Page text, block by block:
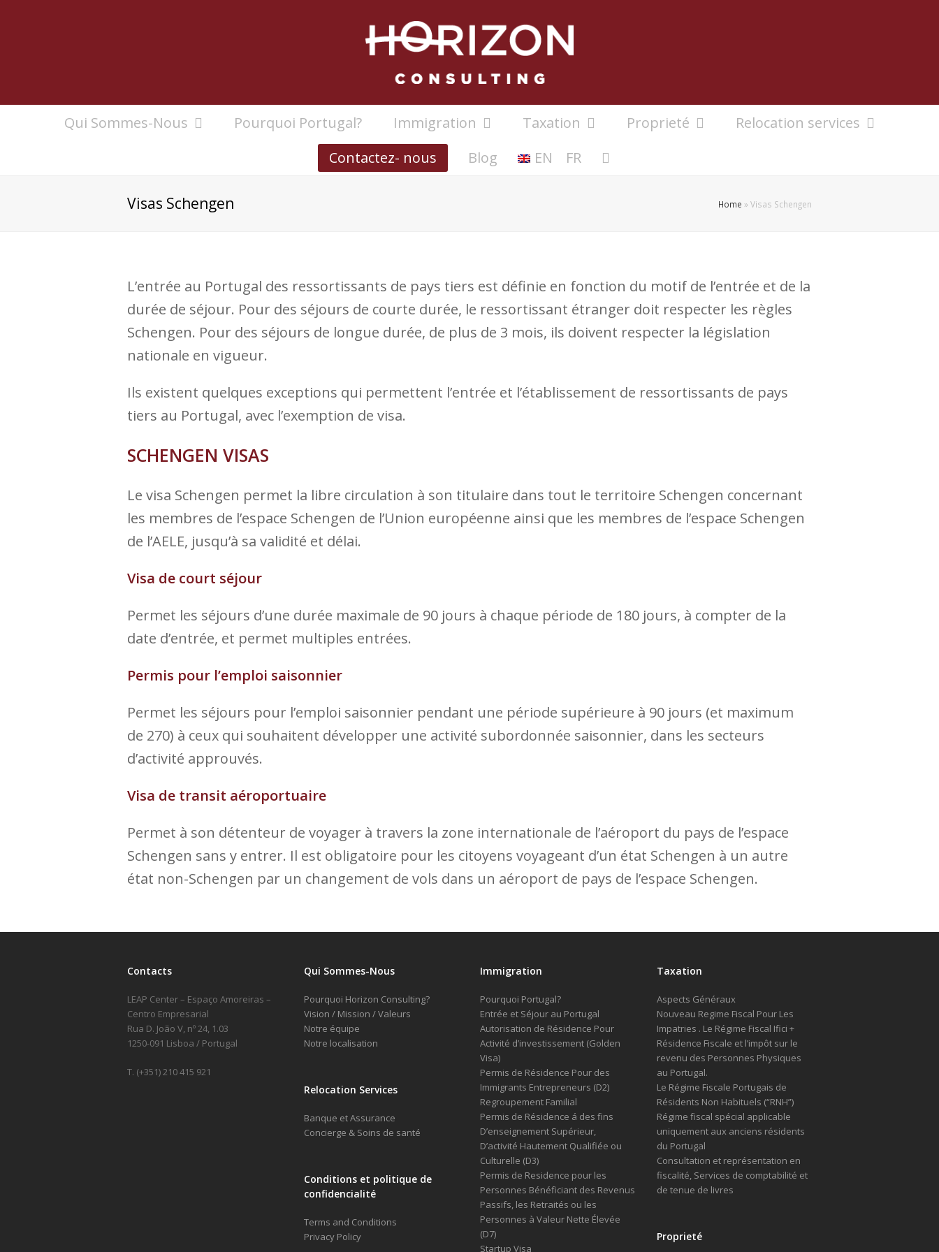
Qui Sommes-Nous Pourquoi Portugal? Immigration Taxation Proprieté
Relocation services
Contactez- nous
Blog EN FR
Visas Schengen Home » Visas Schengen
L’entrée au Portugal des ressortissants de pays tiers est définie en fonction du motif de l’entrée et de la
durée de séjour. Pour des séjours de courte durée, le ressortissant étranger doit respecter les règles
Schengen. Pour des séjours de longue durée, de plus de 3 mois, ils doivent respecter la législation
nationale en vigueur.
Ils existent quelques exceptions qui permettent l’entrée et l’établissement de ressortissants de pays
tiers au Portugal, avec l’exemption de visa.
SCHENGEN VISAS
Le visa Schengen permet la libre circulation à son titulaire dans tout le territoire Schengen concernant
les membres de l’espace Schengen de l’Union européenne ainsi que les membres de l’espace Schengen
de l’AELE, jusqu’à sa validité et délai.
Visa de court séjour
Permet les séjours d’une durée maximale de 90 jours à chaque période de 180 jours, à compter de la
date d’entrée, et permet multiples entrées.
Permis pour l’emploi saisonnier
Permet les séjours pour l’emploi saisonnier pendant une période supérieure à 90 jours (et maximum
de 270) à ceux qui souhaitent développer une activité subordonnée saisonnier, dans les secteurs
d’activité approuvés.
Visa de transit aéroportuaire
Permet à son détenteur de voyager à travers la zone internationale de l’aéroport du pays de l’espace
Schengen sans y entrer. Il est obligatoire pour les citoyens voyageant d’un état Schengen à un autre
état non-Schengen par un changement de vols dans un aéroport de pays de l’espace Schengen.
Contacts
LEAP Center – Espaço Amoreiras –
Centro Empresarial
Rua D. João V, nº 24, 1.03
1250-091 Lisboa / Portugal
T. (+351) 210 415 921
Qui Sommes-Nous
Pourquoi Horizon Consulting?
Vision / Mission / Valeurs
Notre équipe
Notre localisation
Relocation Services
Banque et Assurance
Concierge & Soins de santé
Conditions et politique de
confidencialité
Terms and Conditions
Privacy Policy
Immigration
Pourquoi Portugal?
Entrée et Séjour au Portugal
Autorisation de Résidence Pour
Activité d’investissement (Golden
Visa)
Permis de Résidence Pour des
Immigrants Entrepreneurs (D2)
Regroupement Familial
Permis de Résidence á des fins
D’enseignement Supérieur,
D’activité Hautement Qualifiée ou
Culturelle (D3)
Permis de Residence pour les
Personnes Bénéficiant des Revenus
Passifs, les Retraités ou les
Personnes à Valeur Nette Élevée
(D7)
Startup Visa
Taxation
Aspects Généraux
Nouveau Regime Fiscal Pour Les
Impatries . Le Régime Fiscal Ifici +
Résidence Fiscale et l’impôt sur le
revenu des Personnes Physiques
au Portugal.
Le Régime Fiscale Portugais de
Résidents Non Habituels (“RNH”)
Régime fiscal spécial applicable
uniquement aux anciens résidents
du Portugal
Consultation et représentation en
fiscalité, Services de comptabilité et
de tenue de livres
Proprieté